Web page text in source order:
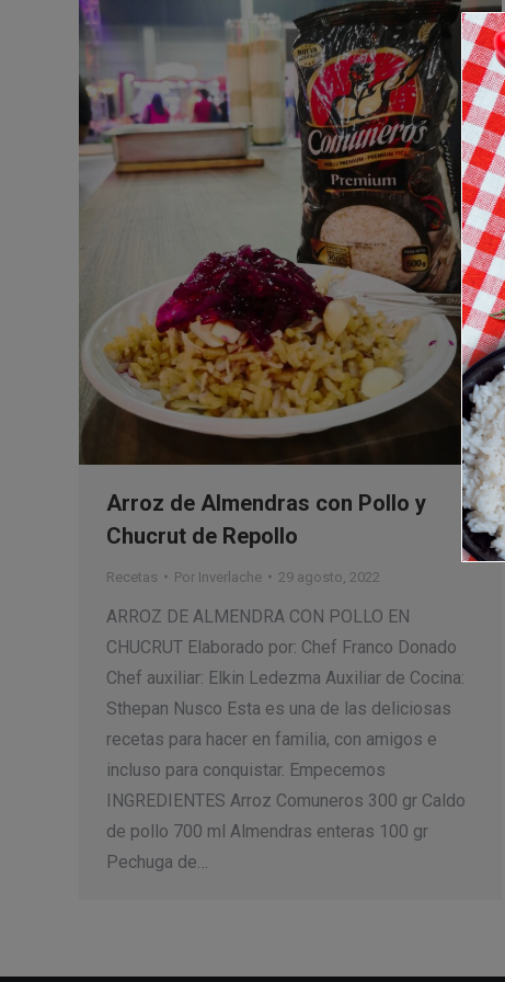
Arroz de Almendras con Pollo y
Chucrut de Repollo
Recetas Por Inverlache 29 agosto, 2022
ARROZ DE ALMENDRA CON POLLO EN
CHUCRUT Elaborado por: Chef Franco Donado
Chef auxiliar: Elkin Ledezma Auxiliar de Cocina:
Sthepan Nusco Esta es una de las deliciosas
recetas para hacer en familia, con amigos e
incluso para conquistar. Empecemos
INGREDIENTES Arroz Comuneros 300 gr Caldo
de pollo 700 ml Almendras enteras 100 gr
Pechuga de…